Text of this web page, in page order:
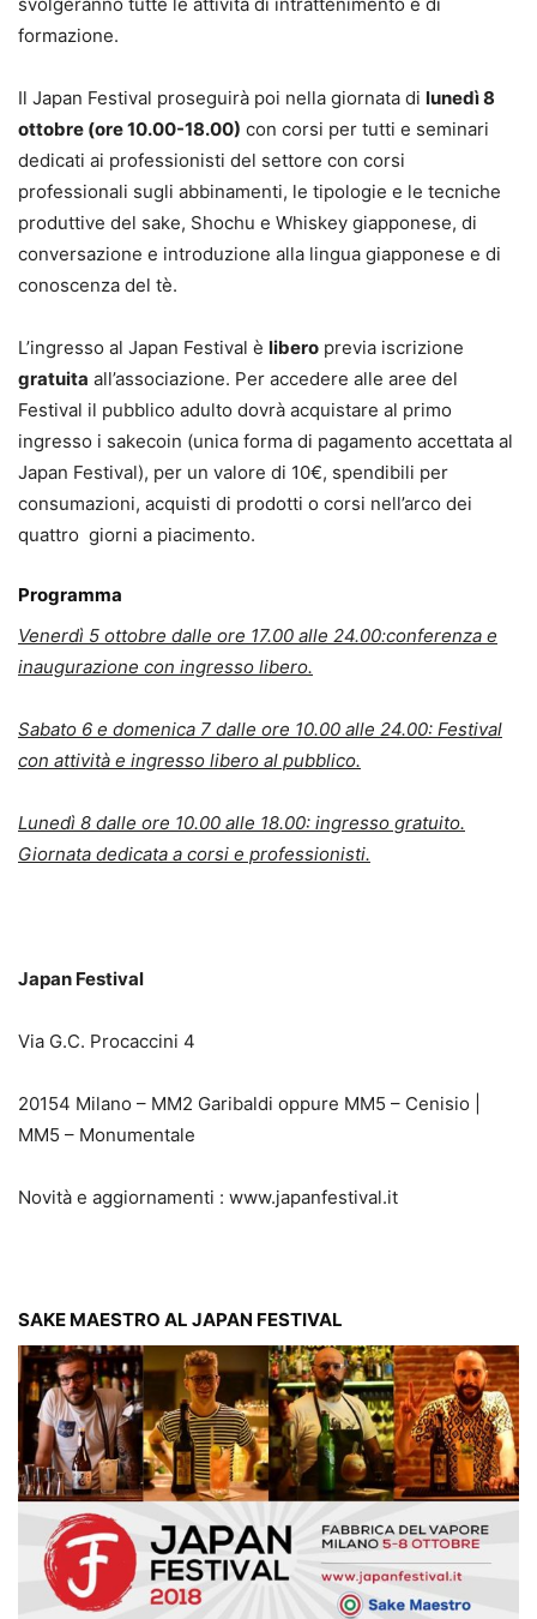
formazione.
Il Japan Festival proseguirà poi nella giornata di lunedì 8
ottobre (ore 10.00-18.00) con corsi per tutti e seminari
dedicati ai professionisti del settore con corsi
professionali sugli abbinamenti, le tipologie e le tecniche
produttive del sake, Shochu e Whiskey giapponese, di
conversazione e introduzione alla lingua giapponese e di
conoscenza del tè.
L’ingresso al Japan Festival è libero previa iscrizione
gratuita all’associazione. Per accedere alle aree del
Festival il pubblico adulto dovrà acquistare al primo
ingresso i sakecoin (unica forma di pagamento accettata al
Japan Festival), per un valore di 10€, spendibili per
consumazioni, acquisti di prodotti o corsi nell’arco dei
quattro giorni a piacimento.
Programma
Venerdì 5 ottobre dalle ore 17.00 alle 24.00:conferenza e
inaugurazione con ingresso libero.
Sabato 6 e domenica 7 dalle ore 10.00 alle 24.00: Festival
con attività e ingresso libero al pubblico.
Lunedì 8 dalle ore 10.00 alle 18.00: ingresso gratuito.
Giornata dedicata a corsi e professionisti.
Japan Festival
Via G.C. Procaccini 4
20154 Milano – MM2 Garibaldi oppure MM5 – Cenisio |
MM5 – Monumentale
Novità e aggiornamenti : www.japanfestival.it
SAKE MAESTRO AL JAPAN FESTIVAL